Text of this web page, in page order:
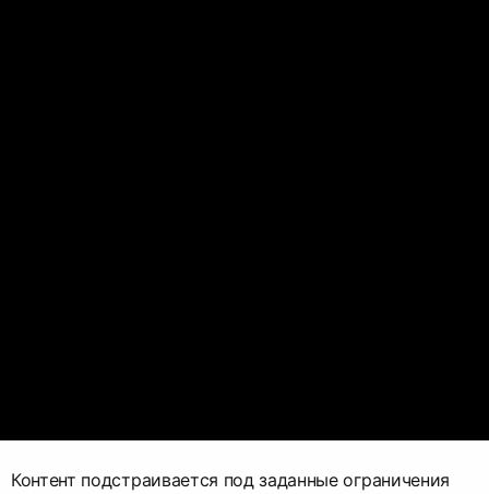
Контент подстраивается под заданные ограничения